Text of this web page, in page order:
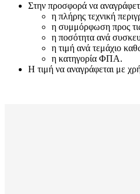
Στην προσφορά να
η πλήρης τεχνική
η συμμόρφωση προς τις
η ποσότητα ανά
η τιμή ανά τεμάχιο
η κατηγορία ΦΠΑ.
Η τιμή να αναγράφεται με